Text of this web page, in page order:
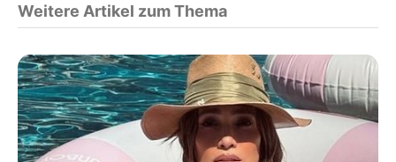
Weitere Artikel zum Thema